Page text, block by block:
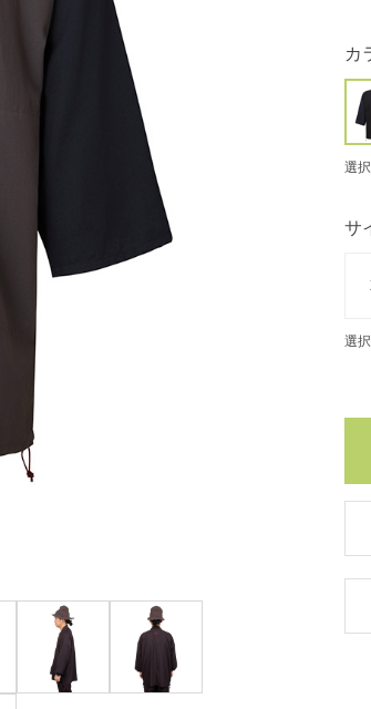
カ
選
サ
選